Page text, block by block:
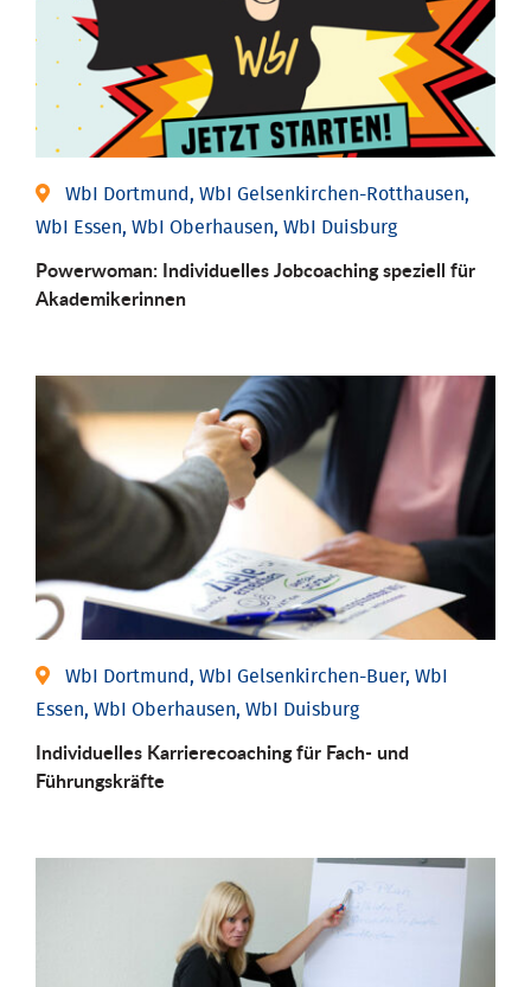
WbI Dortmund, WbI Gelsenkirchen-Rotthausen,
WbI Essen, WbI Oberhausen, WbI Duisburg
Powerwoman: Individu­elles Job­coaching speziell für
Aka­demiker­innen
WbI Dortmund, WbI Gelsenkirchen-Buer, WbI
Essen, WbI Oberhausen, WbI Duisburg
Individu­elles Karrierecoaching für Fach-­ und
Führungs­kräfte